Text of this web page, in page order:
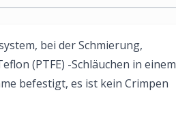
bei der Schmierung,
(PTFE) -Schläuchen in einem
befestigt, es ist kein Crimpen